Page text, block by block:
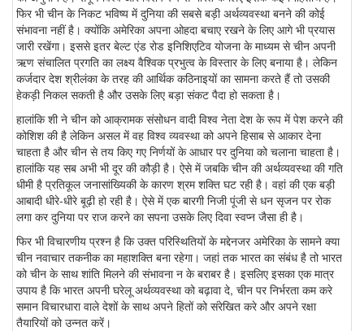
फिर भी चीन के निकट भविष्य में दुनिया की सबसे बड़ी अर्थव्यवस्था बनने की कोई
संभावना नहीं है। क्योंकि अमेरिका अपना ओहदा बचाए रखने के लिए आगे भी प्रयास
जारी रखेंगा। इससे इतर बेल्ट एंड रोड इनिशिएटिव योजना के माध्यम से चीन अपनी
ऋण संचालित प्रगति का लक्ष्य वैश्विक प्रभुत्व के विस्तार के लिए बनाया है। लेकिन
कर्जदार देश श्रीलंका के तरह की आर्थिक कठिनाइयों का सामना करते हैं तो उसकी
हेकड़ी निकल सकती है और उसके लिए बड़ा संकट पैदा हो सकता है।
हालांकि शी ने चीन को आक्रामक संसोधन वादी विश्व नेता देश के रूप में पेश करने की
कोशिश की है लेकिन असल में वह विश्व व्यवस्था को अपने हिसाब से आकार देना
चाहता है और चीन से तय किए गए निर्णयों के आधार पर दुनिया को चलाना चाहता है।
हालांकि यह सब अभी भी दूर की कौड़ी है। ऐसे में जबकि चीन की अर्थव्यवस्था की गति
धीमी है प्रतिकूल जनासांख्यिकी के कारण श्रम शक्ति घट रही है। वहां की एक बड़ी
आबादी धीरे-धीरे बूढ़ी हो रही है। ऐसे में एक बारगी निजी पूंजी से धन सृजन पर रोक
लगा कर दुनिया पर राज करने का सपना उसके लिए दिवा स्वप्न जैसा ही है।
फिर भी विचारणीय प्रश्न है कि उक्त परिस्थितियों के मद्देनजर अमेरिका के सामने क्या
चीन नवाचार तकनीक का महाशक्ति बना रहेगा। जहां तक भारत का संबंध है तो भारत
को चीन के साथ शांति मिलने की संभावना न के बराबर है। इसलिए इसका एक मात्र
उपाय है कि भारत अपनी घरेलू अर्थव्यवस्था को बढ़ावा दे, चीन पर निर्भरता कम करे
समान विचारधारा वाले देशों के साथ अपने हितों को संरेखित करे और अपने रक्षा
तैयारियों को उन्नत करें।